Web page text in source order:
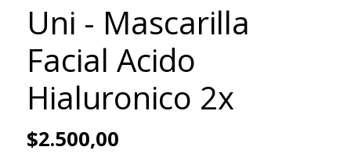
Uni - Mascarilla
Facial Acido
Hialuronico 2x
$2.500,00